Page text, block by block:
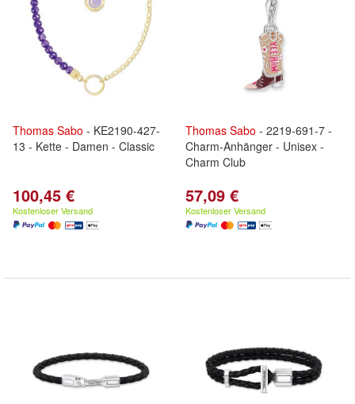
Thomas Sabo - KE2190-427-
13 - Kette - Damen - Classic
100,45 €
Kostenloser Versand
Thomas Sabo - 2219-691-7 -
Charm-Anhänger - Unisex -
Charm Club
57,09 €
Kostenloser Versand